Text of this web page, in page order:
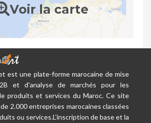
Voir la carte
est une plate-forme marocaine de mise
et d'analyse de marchés pour les
produits et services du Maroc. Ce site
2.000 entreprises marocaines classées
ou services.L'inscription de base et la